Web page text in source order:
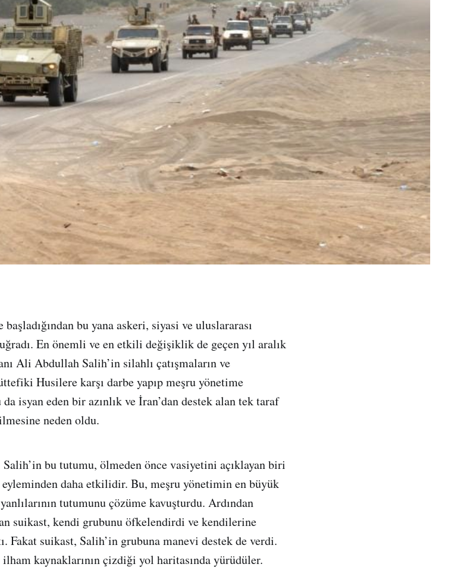
başladığından bu yana askeri, siyasi ve uluslararası
En önemli ve en etkili değişiklik de geçen yıl aralık
Ali Abdullah Salih’in silahlı çatışmaların ve
Husilere karşı darbe yapıp meşru yönetime
isyan eden bir azınlık ve İran’dan destek alan tek taraf
neden oldu.
bu tutumu, ölmeden önce vasiyetini açıklayan biri
daha etkilidir. Bu, meşru yönetimin en büyük
tutumunu çözüme kavuşturdu. Ardından
suikast, kendi grubunu öfkelendirdi ve kendilerine
Fakat suikast, Salih’in grubuna manevi destek de verdi.
kaynaklarının çizdiği yol haritasında yürüdüler.